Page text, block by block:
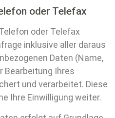
oder Telefax
oder Telefax
inklusive aller daraus
Daten (Name,
Bearbeitung Ihres
und verarbeitet. Diese
Ihre Einwilligung weiter.